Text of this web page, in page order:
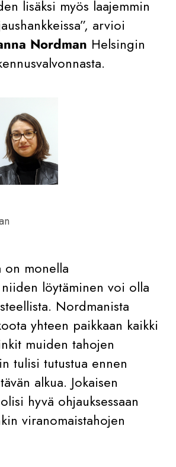
lisäksi myös laajemmin
arvioi
Nordman Helsingin
on monella
löytäminen voi olla
Nordmanista
yhteen paikkaan kaikki
muiden tahojen
tulisi tutustua ennen
alkua. Jokaisen
hyvä ohjauksessaan
viranomaistahojen